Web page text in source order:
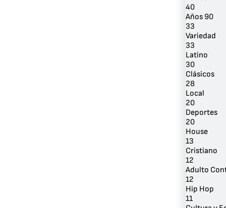
40
Años 90
33
Variedad
33
Latino
30
Clásicos
28
Local
20
Deportes
20
House
13
Cristiano
12
Adulto
12
Hip Hop
11